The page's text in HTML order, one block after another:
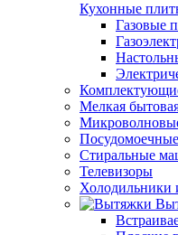
Кухонные
Газовые
Мелкая
Стиральные
Телевизоры
Холодильники